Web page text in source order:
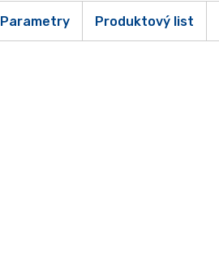
Parametry Produktový list